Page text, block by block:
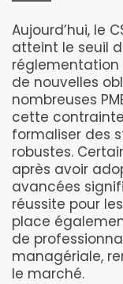
Aujourd’hui, le
atteint le seuil
réglementation
de nouvelles
nombreuses
cette
formaliser des
robustes.
après avoir
avancées
réussite pour
place
de
managériale,
le marché.